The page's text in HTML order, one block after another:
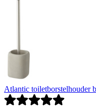
Atlantic toiletborstelhouder